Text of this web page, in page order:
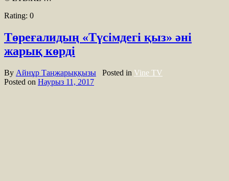
Rating: 0
Төреғалидың «Түсімдегі қыз» әні
жарық көрді
By Айнұр Таңжарыққызы Posted in Vine TV
Posted on Наурыз 11, 2017